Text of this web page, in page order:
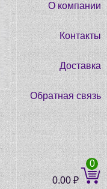
О компании
Контакты
Доставка
Обратная связь
0.00₽
0